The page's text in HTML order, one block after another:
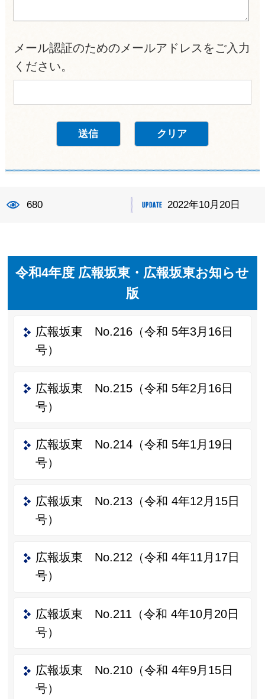
メール認証のためのメールアドレスをご入力
ください。
680 2022年10月20日
令和4年度 広報坂東・広報坂東お知らせ
版
広報坂東 No.216（令和 5年3月16日
号）
広報坂東 No.215（令和 5年2月16日
号）
広報坂東 No.214（令和 5年1月19日
号）
広報坂東 No.213（令和 4年12月15日
号）
広報坂東 No.212（令和 4年11月17日
号）
広報坂東 No.211（令和 4年10月20日
号）
広報坂東 No.210（令和 4年9月15日
号）